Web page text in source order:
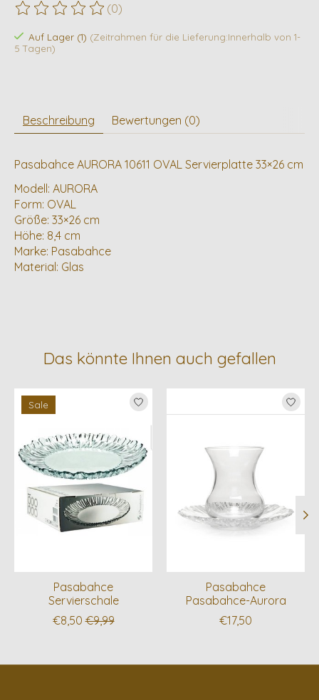
Die Bewertung dieses Produkts ist
(0)
Auf Lager (1) (Zeitrahmen für die Lieferung:Innerhalb von 1-
5 Tagen)
Beschreibung Bewertungen (0)
Pasabahce AURORA 10611 OVAL Servierplatte 33×26 cm
Modell: AURORA
Form: OVAL
Größe: 33×26 cm
Höhe: 8,4 cm
Marke: Pasabahce
Material: Glas
Das könnte Ihnen auch gefallen
Produkt-Karussell-Artikel
Sale
Pasabahce
Servierschale
€8,50 €9,99
Pasabahce
Pasabahce-Aurora
€17,50